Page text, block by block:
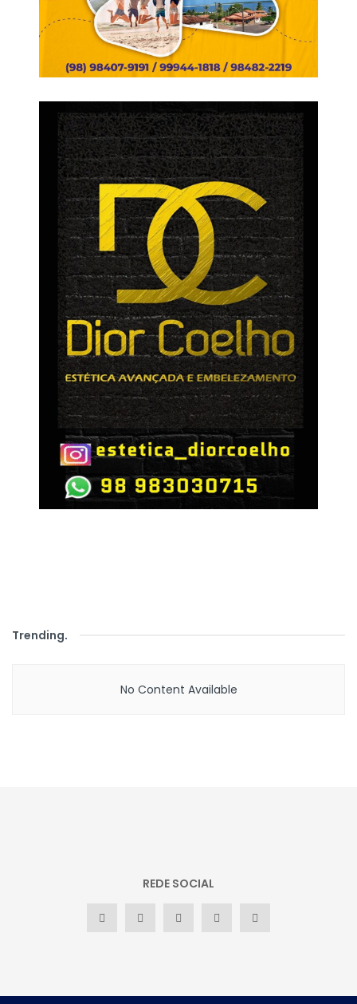
Trending.
No Content Available
REDE SOCIAL